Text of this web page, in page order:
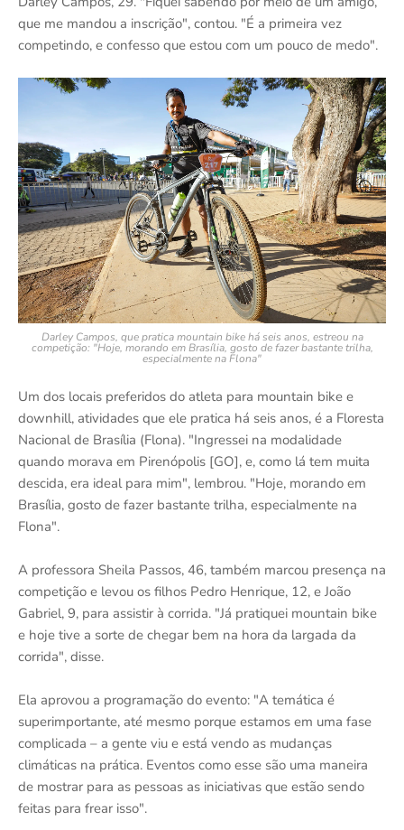
que me mandou a inscrição", contou. "É a primeira vez
competindo, e confesso que estou com um pouco de medo".
Darley Campos, que pratica mountain bike há seis anos, estreou na
competição: "Hoje, morando em Brasília, gosto de fazer bastante trilha,
especialmente na Flona"
Um dos locais preferidos do atleta para mountain bike e
downhill, atividades que ele pratica há seis anos, é a Floresta
Nacional de Brasília (Flona). "Ingressei na modalidade
quando morava em Pirenópolis [GO], e, como lá tem muita
descida, era ideal para mim", lembrou. "Hoje, morando em
Brasília, gosto de fazer bastante trilha, especialmente na
Flona".
A professora Sheila Passos, 46, também marcou presença na
competição e levou os filhos Pedro Henrique, 12, e João
Gabriel, 9, para assistir à corrida. "Já pratiquei mountain bike
e hoje tive a sorte de chegar bem na hora da largada da
corrida", disse.
Ela aprovou a programação do evento: "A temática é
superimportante, até mesmo porque estamos em uma fase
complicada – a gente viu e está vendo as mudanças
climáticas na prática. Eventos como esse são uma maneira
de mostrar para as pessoas as iniciativas que estão sendo
feitas para frear isso".